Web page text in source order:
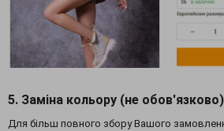
5. Заміна кольору (не обов'язково)
Для більш повного збору Вашого